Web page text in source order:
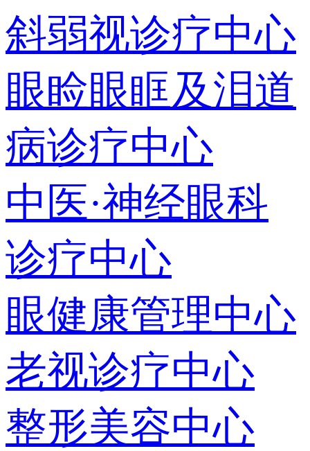
斜弱视诊疗中心
眼睑眼眶及泪道
病诊疗中心
中医·神经眼科
诊疗中心
眼健康管理中心
老视诊疗中心
整形美容中心